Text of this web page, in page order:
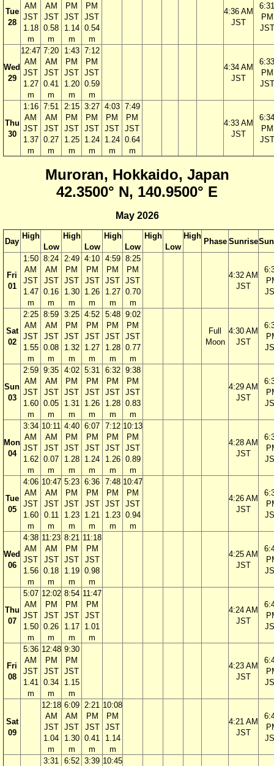
Tue
28
AM
JST
1.18
m
AM
JST
0.58
m
PM
JST
1.14
m
PM
JST
0.54
m
4:36 AM
JST
6:31
PM
JST
Wed
29
12:47
AM
JST
1.27
m
7:20
AM
JST
0.41
m
1:43
PM
JST
1.20
m
7:12
PM
JST
0.59
m
4:34 AM
JST
6:33
PM
JST
Thu
30
1:16
AM
JST
1.37
m
7:51
AM
JST
0.27
m
2:15
PM
JST
1.25
m
3:27
PM
JST
1.24
m
4:03
PM
JST
1.24
m
7:49
PM
JST
0.64
m
4:33 AM
JST
6:34
PM
JST
Muroran, Hokkaido, Japan
42.3500° N, 140.9500° E
May 2026
Day
High
Low
High
Low
High
Low
High
Low
High
Phase Sunrise
Fri
01
1:50
AM
JST
1.47
m
8:24
AM
JST
0.16
m
2:49
PM
JST
1.30
m
4:10
PM
JST
1.26
m
4:59
PM
JST
1.27
m
8:25
PM
JST
0.70
m
4:32 AM
JST
Sat
02
2:25
AM
JST
1.55
m
8:59
AM
JST
0.08
m
3:25
PM
JST
1.32
m
4:52
PM
JST
1.27
m
5:48
PM
JST
1.28
m
9:02
PM
JST
0.77
m
Full
Moon
4:30 AM
JST
Sun
03
2:59
AM
JST
1.60
m
9:35
AM
JST
0.05
m
4:02
PM
JST
1.31
m
5:31
PM
JST
1.26
m
6:32
PM
JST
1.28
m
9:38
PM
JST
0.83
m
4:29 AM
JST
Mon
04
3:34
AM
JST
1.62
m
10:11
AM
JST
0.07
m
4:40
PM
JST
1.28
m
6:07
PM
JST
1.24
m
7:12
PM
JST
1.26
m
10:13
PM
JST
0.89
m
4:28 AM
JST
Tue
05
4:06
AM
JST
1.60
m
10:47
AM
JST
0.11
m
5:23
PM
JST
1.23
m
6:36
PM
JST
1.21
m
7:48
PM
JST
1.23
m
10:47
PM
JST
0.94
m
4:26 AM
JST
Wed
06
4:38
AM
JST
1.56
m
11:23
AM
JST
0.18
m
8:21
PM
JST
1.19
m
11:18
PM
JST
0.98
m
4:25 AM
JST
Thu
07
5:07
AM
JST
1.50
m
12:02
PM
JST
0.26
m
8:54
PM
JST
1.17
m
11:47
PM
JST
1.01
m
4:24 AM
JST
Fri
08
5:36
AM
JST
1.41
m
12:48
PM
JST
0.34
m
9:30
PM
JST
1.15
m
4:23 AM
JST
Sat
09
12:18
AM
JST
1.04
m
6:09
AM
JST
1.30
m
2:21
PM
JST
0.41
m
10:08
PM
JST
1.14
m
4:21 AM
JST
3:31 6:52 3:39 10:45